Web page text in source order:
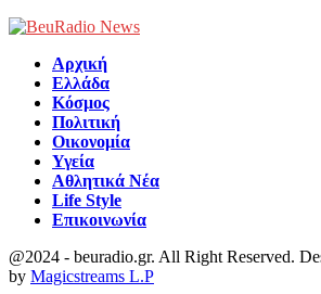
Αρχική
Ελλάδα
Κόσμος
Πολιτική
Οικονομία
Υγεία
Αθλητικά Νέα
Life Style
Επικοινωνία
@2024 - beuradio.gr. All Right Reserved.
by Magicstreams L.P